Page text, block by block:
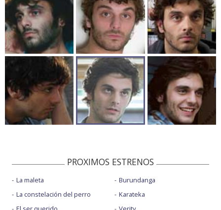
PROXIMOS ESTRENOS
La maleta
La constelación del perro
Burundanga
Karateka